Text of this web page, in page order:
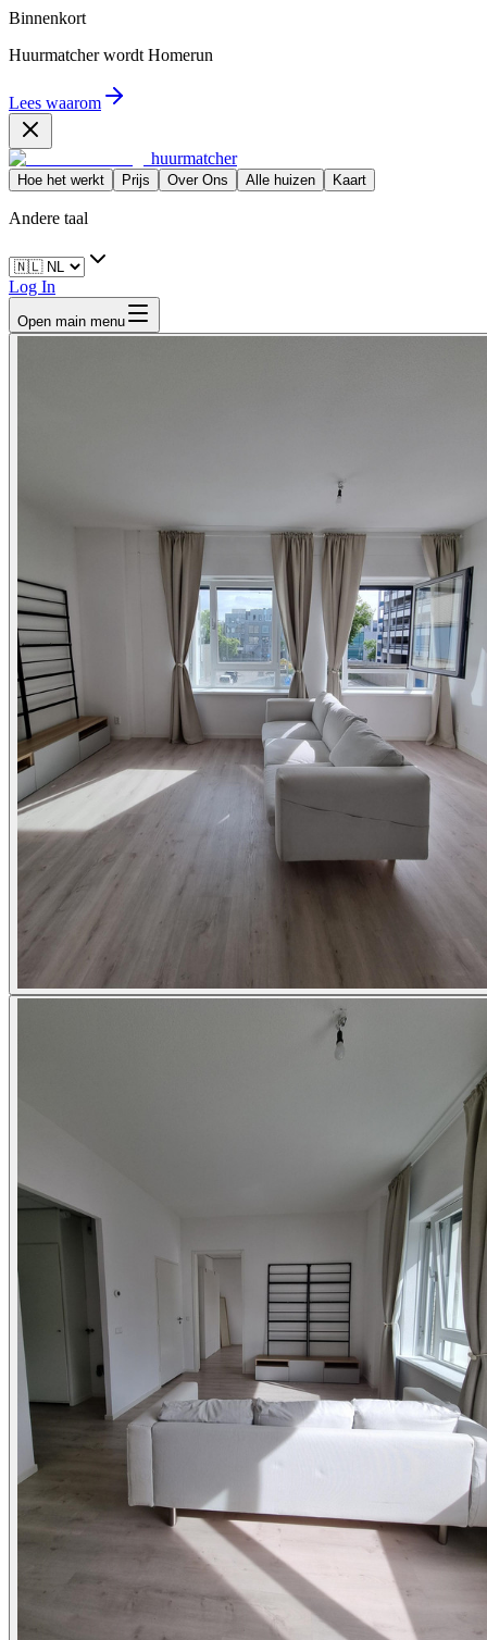
Binnenkort
Huurmatcher wordt Homerun
Lees waarom
huurmatcher
Hoe het werkt Prijs Over Ons Alle huizen Kaart
Andere taal
Log In
Open main menu